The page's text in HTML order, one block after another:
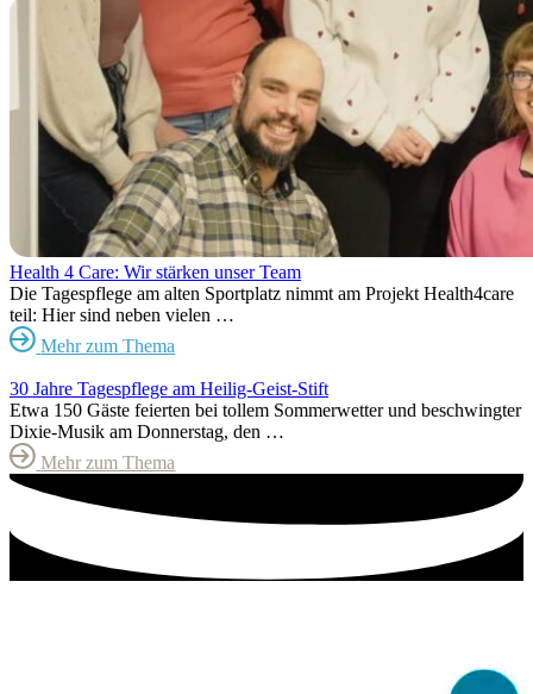
Health 4 Care: Wir stärken unser Team
Die Tagespflege am alten Sportplatz nimmt am Projekt Health4care
teil: Hier sind neben vielen …
Mehr zum Thema
30 Jahre Tagespflege am Heilig-Geist-Stift
Etwa 150 Gäste feierten bei tollem Sommerwetter und beschwingter
Dixie-Musik am Donnerstag, den …
Mehr zum Thema